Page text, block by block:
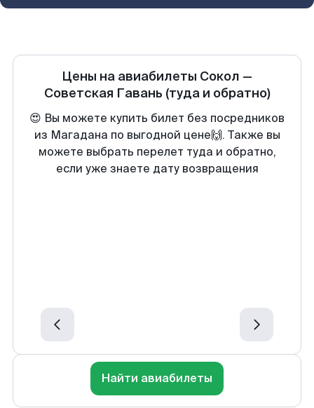
Цены на авиабилеты Сокол —
Советская Гавань (туда и обратно)
😍 Вы можете купить билет без посредников
из Магадана по выгодной цене🙌. Также вы
можете выбрать перелет туда и обратно,
если уже знаете дату возвращения
Найти авиабилеты